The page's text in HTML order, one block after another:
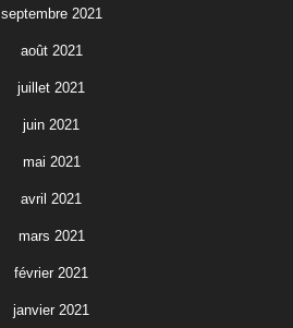
septembre 2021
août 2021
juillet 2021
juin 2021
mai 2021
avril 2021
mars 2021
février 2021
janvier 2021